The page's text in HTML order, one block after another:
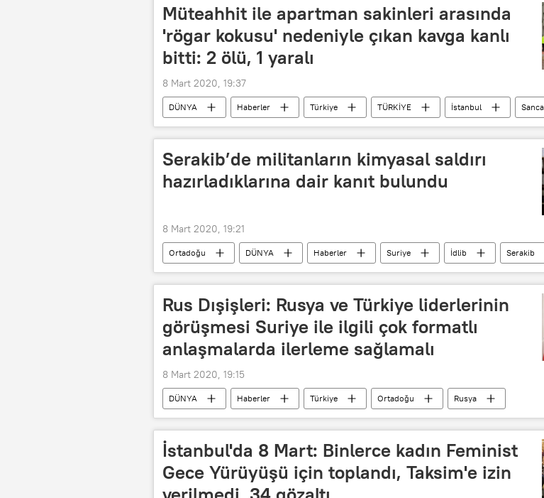
Müteahhit ile apartman sakinleri arasında
'rögar kokusu' nedeniyle çıkan kavga kanlı
bitti: 2 ölü, 1 yaralı
8 Mart 2020, 19:37
DÜNYA Haberler Türkiye TÜRKİYE İstanbul
rögar
rögar kapağı Koku apartman Kavga
Serakib’de militanların kimyasal saldırı
hazırladıklarına dair kanıt bulundu
8 Mart 2020, 19:21
Ortadoğu DÜNYA Haberler Suriye İdlib
Serakib
Kimyasal saldırı
Kimyasal saldırı provokasyonu Kimyasal madde
Rus Dışişleri: Rusya ve Türkiye liderlerinin
görüşmesi Suriye ile ilgili çok formatlı
anlaşmalarda ilerleme sağlamalı
8 Mart 2020, 19:15
DÜNYA Haberler Türkiye Ortadoğu
Rusya
Rusya Dışişleri Bakanlığı
Mariya Zaharova TÜRKİYE
Vladimir Putin
İstanbul'da 8 Mart: Binlerce kadın Feminist
Gece Yürüyüşü için toplandı, Taksim'e izin